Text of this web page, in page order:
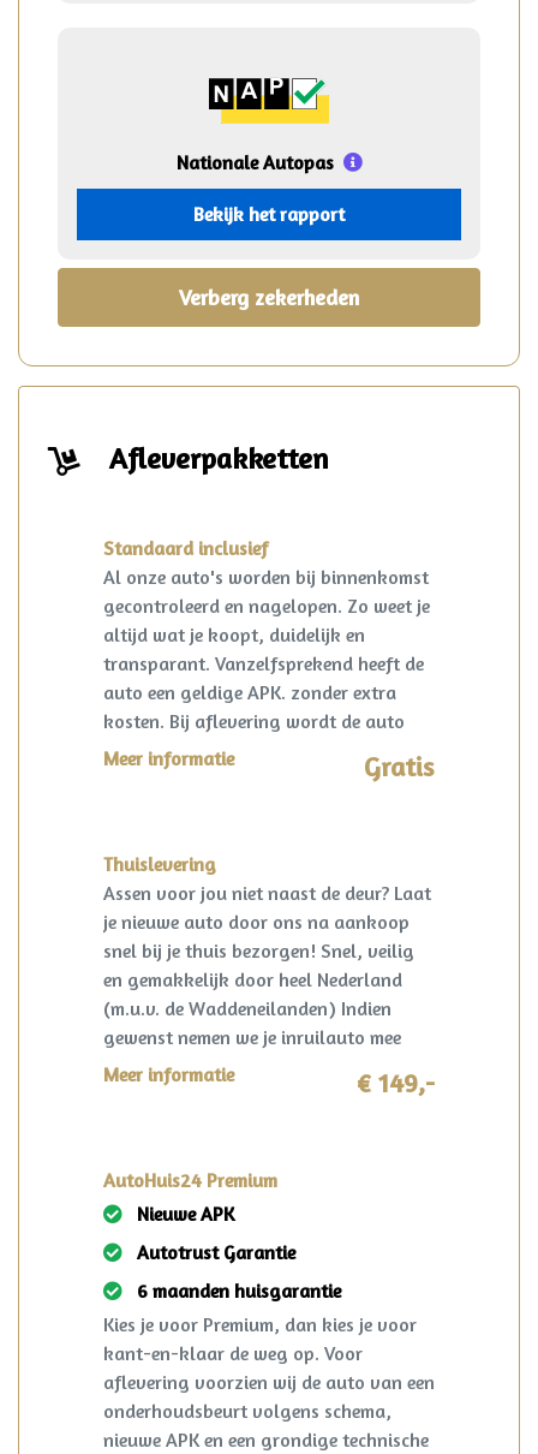
Nationale Autopas
Bekijk het rapport
Verberg zekerheden
Afleverpakketten
Standaard inclusief
Al onze auto's worden bij binnenkomst
gecontroleerd en nagelopen. Zo weet je
altijd wat je koopt, duidelijk en
transparant. Vanzelfsprekend heeft de
auto een geldige APK. zonder extra
kosten. Bij aflevering wordt de auto
kosteloos op naam gezet en een
vrijwaring van de eventuele inruilauto
Meer informatie Gratis
Thuislevering
Assen voor jou niet naast de deur? Laat
je nieuwe auto door ons na aankoop
snel bij je thuis bezorgen! Snel, veilig
en gemakkelijk door heel Nederland
(m.u.v. de Waddeneilanden) Indien
gewenst nemen we je inruilauto mee
terug! I.c.m. pakket Premium slechts
Meer informatie € 149,-
AutoHuis24 Premium
Nieuwe APK
Autotrust Garantie
6 maanden huisgarantie
Kies je voor Premium, dan kies je voor
kant-en-klaar de weg op. Voor
aflevering voorzien wij de auto van een
onderhoudsbeurt volgens schema,
nieuwe APK en een grondige technische